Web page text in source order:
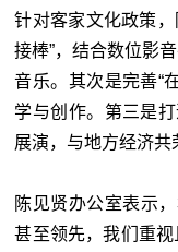
针对客家文化政策
接棒”，结合数位影
音乐。其次是完善“
学与创作。第三是
展演，与地方经济共
陈见贤办公室表示
甚至领先，我们重